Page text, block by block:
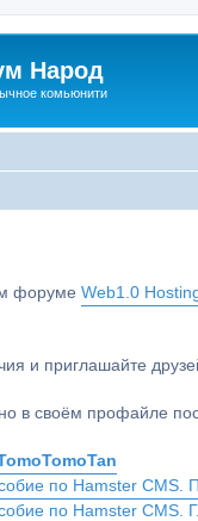
Народ
комьюнити
форуме Web1.0
и приглашайте
в своём профайле
по Hamster CMS.
по Hamster CMS.